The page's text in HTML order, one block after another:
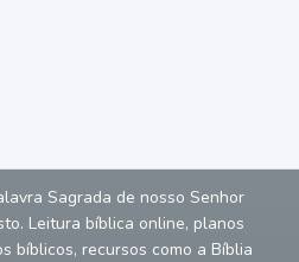
Sagrada de nosso Senhor
Leitura bíblica online, planos
bíblicos, recursos como a Bíblia